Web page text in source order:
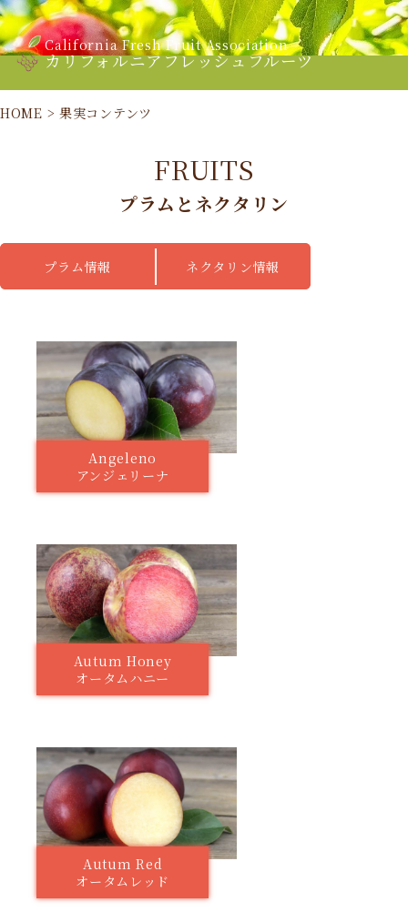
California Fresh Fruit Association
カリフォルニアフレッシュフルーツ
HOME > 果実コンテンツ
FRUITS
プラムとネクタリン
プラム情報 ネクタリン情報
Angeleno
アンジェリーナ
Autum Honey
オータムハニー
Autum Red
オータムレッド